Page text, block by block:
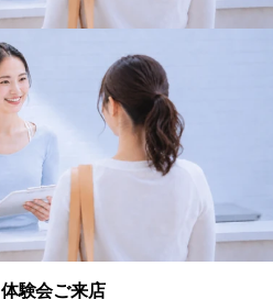
体験会ご来店